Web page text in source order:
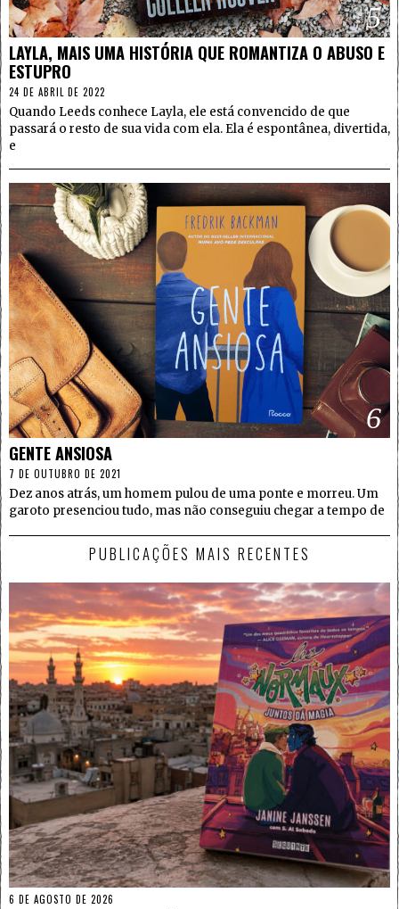
5
LAYLA, MAIS UMA HISTÓRIA QUE ROMANTIZA O ABUSO E
ESTUPRO
24 DE ABRIL DE 2022
Quando Leeds conhece Layla, ele está convencido de que
passará o resto de sua vida com ela. Ela é espontânea, divertida,
e
6
GENTE ANSIOSA
7 DE OUTUBRO DE 2021
Dez anos atrás, um homem pulou de uma ponte e morreu. Um
garoto presenciou tudo, mas não conseguiu chegar a tempo de
PUBLICAÇÕES MAIS RECENTES
6 DE AGOSTO DE 2026